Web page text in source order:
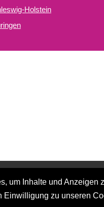
um Inhalte und Anzeigen
Einwilligung zu unseren
Holstein